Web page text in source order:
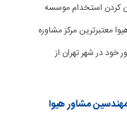
کردن استخدام موسسه
معتبرترین مرکز مشاوره
خود در شهر تهران از
مشاور هیوا